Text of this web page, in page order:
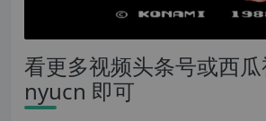
看更多视频头条号或西
nyucn 即可